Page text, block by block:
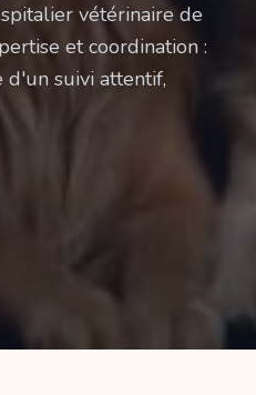
vétérinaire de
et coordination :
d'un suivi attentif,